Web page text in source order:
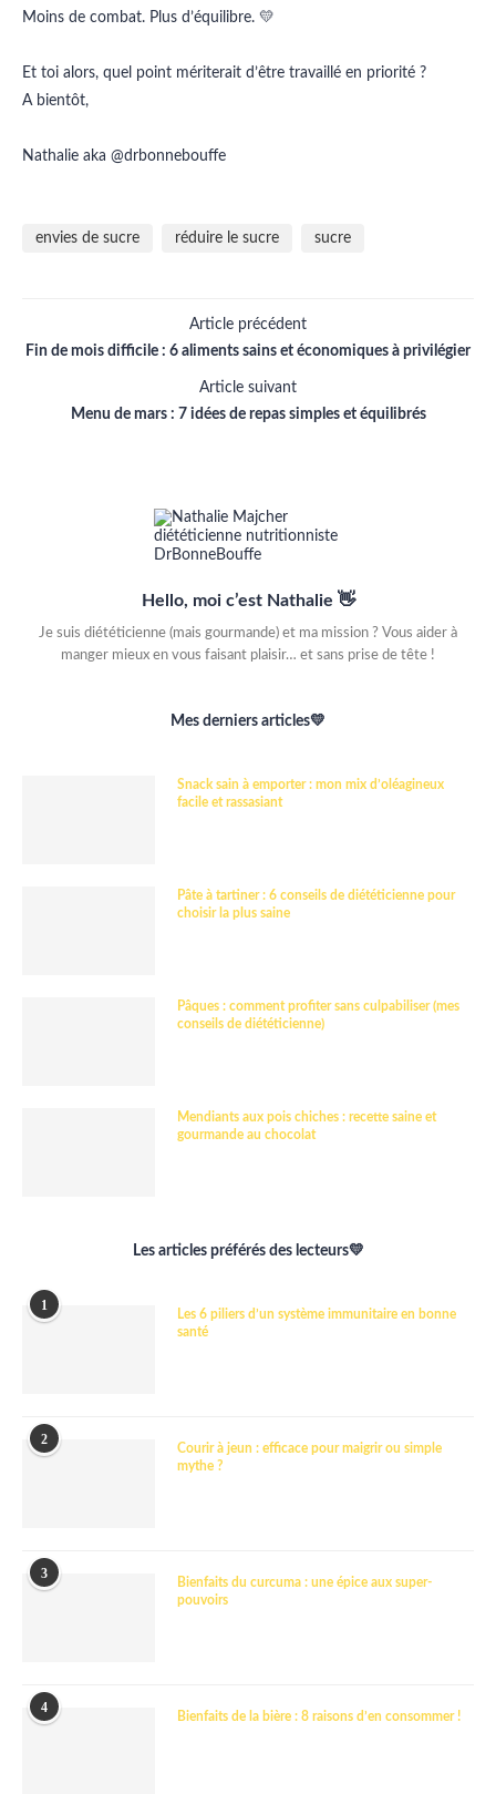
Moins de combat. Plus d’équilibre. 💛
Et toi alors, quel point mériterait d’être travaillé en priorité ?
A bientôt,
Nathalie aka @drbonnebouffe
envies de sucre réduire le sucre sucre
Article précédent
Fin de mois difficile : 6 aliments sains et économiques à privilégier
Article suivant
Menu de mars : 7 idées de repas simples et équilibrés
Hello, moi c’est Nathalie 👋
Je suis diététicienne (mais gourmande) et ma mission ? Vous aider à
manger mieux en vous faisant plaisir… et sans prise de tête !
Mes derniers articles💛
Snack sain à emporter : mon mix d’oléagineux
facile et rassasiant
Pâte à tartiner : 6 conseils de diététicienne pour
choisir la plus saine
Pâques : comment profiter sans culpabiliser (mes
conseils de diététicienne)
Mendiants aux pois chiches : recette saine et
gourmande au chocolat
Les articles préférés des lecteurs💛
1
Les 6 piliers d’un système immunitaire en bonne
santé
2
Courir à jeun : efficace pour maigrir ou simple
mythe ?
3
Bienfaits du curcuma : une épice aux super-
pouvoirs
4
Bienfaits de la bière : 8 raisons d’en consommer !